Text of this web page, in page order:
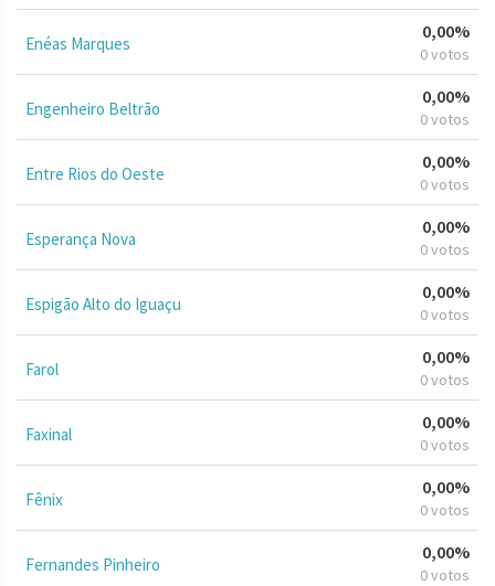
Enéas Marques
0,00%
0 votos
Engenheiro Beltrão
0,00%
0 votos
Entre Rios do Oeste
0,00%
0 votos
Esperança Nova
0,00%
0 votos
Espigão Alto do Iguaçu
0,00%
0 votos
Farol
0,00%
0 votos
Faxinal
0,00%
0 votos
Fênix
0,00%
0 votos
Fernandes Pinheiro
0,00%
0 votos